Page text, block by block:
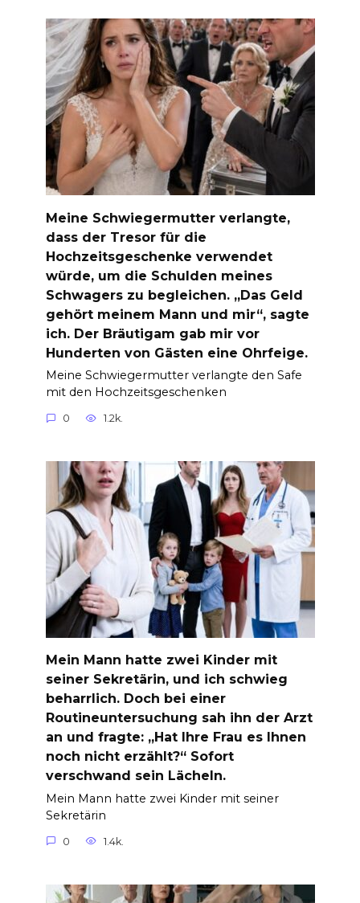
Meine Schwiegermutter verlangte,
dass der Tresor für die
Hochzeitsgeschenke verwendet
würde, um die Schulden meines
Schwagers zu begleichen. „Das Geld
gehört meinem Mann und mir“, sagte
ich. Der Bräutigam gab mir vor
Hunderten von Gästen eine Ohrfeige.
Meine Schwiegermutter verlangte den Safe
mit den Hochzeitsgeschenken
0 1.2k.
Mein Mann hatte zwei Kinder mit
seiner Sekretärin, und ich schwieg
beharrlich. Doch bei einer
Routineuntersuchung sah ihn der Arzt
an und fragte: „Hat Ihre Frau es Ihnen
noch nicht erzählt?“ Sofort
verschwand sein Lächeln.
Mein Mann hatte zwei Kinder mit seiner
Sekretärin
0 1.4k.